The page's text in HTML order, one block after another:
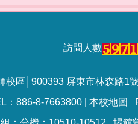
訪問人數
校區│900393 屏東市林森路1
：886-8-7663800 | 本校地圖